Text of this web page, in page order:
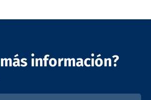
más información?